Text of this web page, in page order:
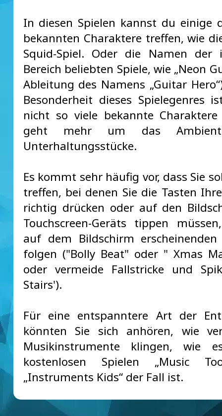
In diesen Spielen kannst du einige
bekannten Charaktere treffen, wie
Squid-Spiel. Oder die Namen der
Bereich beliebten Spiele, wie „Neon
Ableitung des Namens „Guitar
Besonderheit dieses Spielegenres
nicht so viele bekannte
geht mehr um das
Unterhaltungsstücke.
Es kommt sehr häufig vor, dass Sie
treffen, bei denen Sie die Tasten
richtig drücken oder auf den
Touchscreen-Geräts tippen
auf dem Bildschirm
folgen ("Bolly Beat" oder " Xmas
oder vermeide Fallstricke und
Stairs').
Für eine entspanntere Art der
könnten Sie sich anhören, wie
Musikinstrumente klingen, wie
kostenlosen Spielen „Music
„Instruments Kids“ der Fall ist.